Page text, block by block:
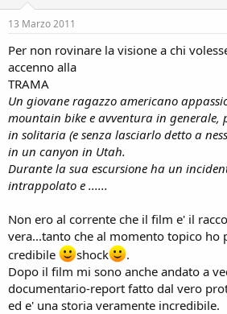
e
D
s
c
u
s
s
n
e
i
13 Marzo 2011
Per non rovinare la visione a chi
accenno alla
TRAMA
Un giovane ragazzo americano
mountain bike e avventura in generale,
in solitaria (e senza lasciarlo detto a
in un canyon in Utah.
Durante la sua escursione ha un
intrappolato e ......
Non ero al corrente che il film e' il
vera...tanto che al momento topico ho
credibile
shock
.
Dopo il film mi sono anche andato a
documentario-report fatto dal vero
ed e' una storia veramente incredibile.